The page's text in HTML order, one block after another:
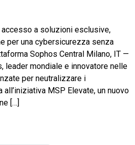
a soluzioni esclusive,
per una cybersicurezza senza
Sophos Central Milano, IT —
leader mondiale e innovatore nelle
per neutralizzare i
MSP Elevate, un nuovo
[…]